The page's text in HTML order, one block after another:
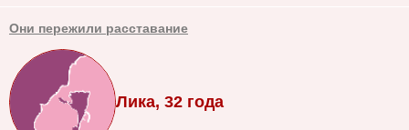
Они пережили расставание
Лика, 32 года